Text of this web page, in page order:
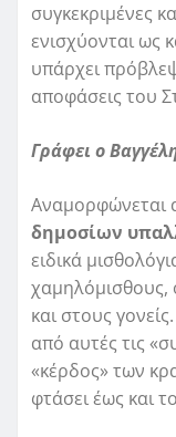
συγκεκριμένες
ενισχύονται ως
υπάρχει
αποφάσεις του
Γράφει ο
Αναμορφώνεται
δημοσίων
ειδικά
χαμηλόμισθους,
και στους
από αυτές τις
«κέρδος» των
φτάσει έως και